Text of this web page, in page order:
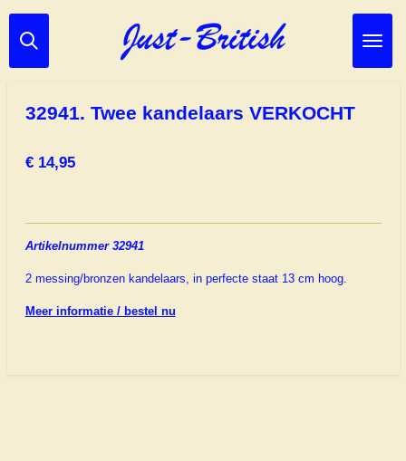
Ga
direct
32941. Twee kandelaars VERKOCHT
€ 14,95
Artikelnummer 32941
2 messing/bronzen kandelaars, in perfecte staat 13 cm hoog.
Meer informatie / bestel nu